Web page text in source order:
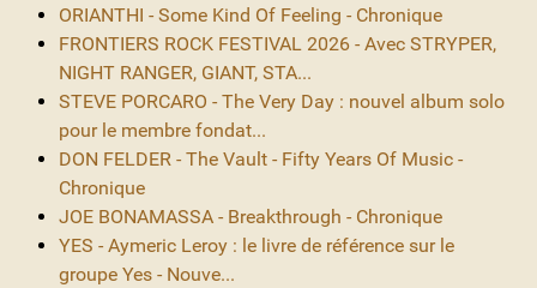
ORIANTHI - Some Kind Of Feeling - Chronique
FRONTIERS ROCK FESTIVAL 2026 - Avec STRYPER,
NIGHT RANGER, GIANT, STA...
STEVE PORCARO - The Very Day : nouvel album solo
pour le membre fondat...
DON FELDER - The Vault - Fifty Years Of Music -
Chronique
JOE BONAMASSA - Breakthrough - Chronique
YES - Aymeric Leroy : le livre de référence sur le
groupe Yes - Nouve...